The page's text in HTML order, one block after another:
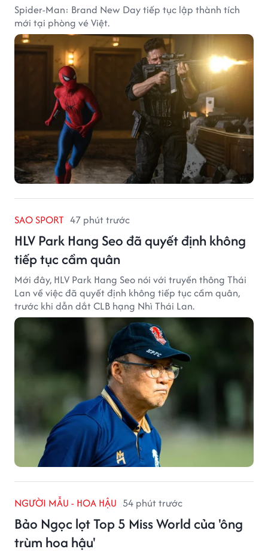
Spider-Man: Brand New Day tiếp tục lập thành tích
mới tại phòng vé Việt.
SAO SPORT 47 phút trước
HLV Park Hang Seo đã quyết định không
tiếp tục cầm quân
Mới đây, HLV Park Hang Seo nói với truyền thông Thái
Lan về việc đã quyết định không tiếp tục cầm quân,
trước khi dẫn dắt CLB hạng Nhì Thái Lan.
NGƯỜI MẪU - HOA HẬU 54 phút trước
Bảo Ngọc lọt Top 5 Miss World của 'ông
trùm hoa hậu'